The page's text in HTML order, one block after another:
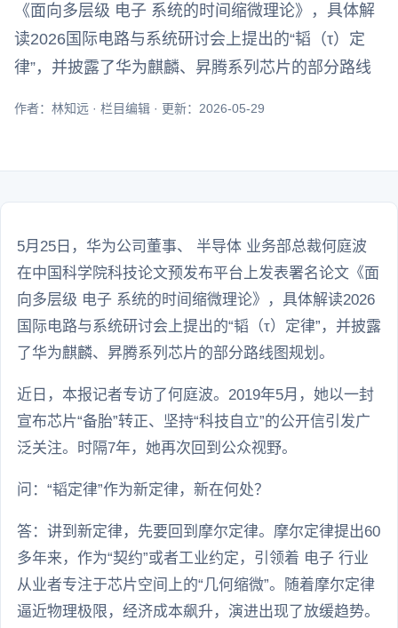
《面向多层级 电子 系统的时间缩微理论》，具体解
读2026国际电路与系统研讨会上提出的“韬（τ）定
律”，并披露了华为麒麟、昇腾系列芯片的部分路线
作者：林知远 · 栏目编辑 · 更新：2026-05-29
5月25日，华为公司董事、 半导体 业务部总裁何庭波
在中国科学院科技论文预发布平台上发表署名论文《面
向多层级 电子 系统的时间缩微理论》，具体解读2026
国际电路与系统研讨会上提出的“韬（τ）定律”，并披露
了华为麒麟、昇腾系列芯片的部分路线图规划。
近日，本报记者专访了何庭波。2019年5月，她以一封
宣布芯片“备胎”转正、坚持“科技自立”的公开信引发广
泛关注。时隔7年，她再次回到公众视野。
问：“韬定律”作为新定律，新在何处？
答：讲到新定律，先要回到摩尔定律。摩尔定律提出60
多年来，作为“契约”或者工业约定，引领着 电子 行业
从业者专注于芯片空间上的“几何缩微”。随着摩尔定律
逼近物理极限，经济成本飙升，演进出现了放缓趋势。